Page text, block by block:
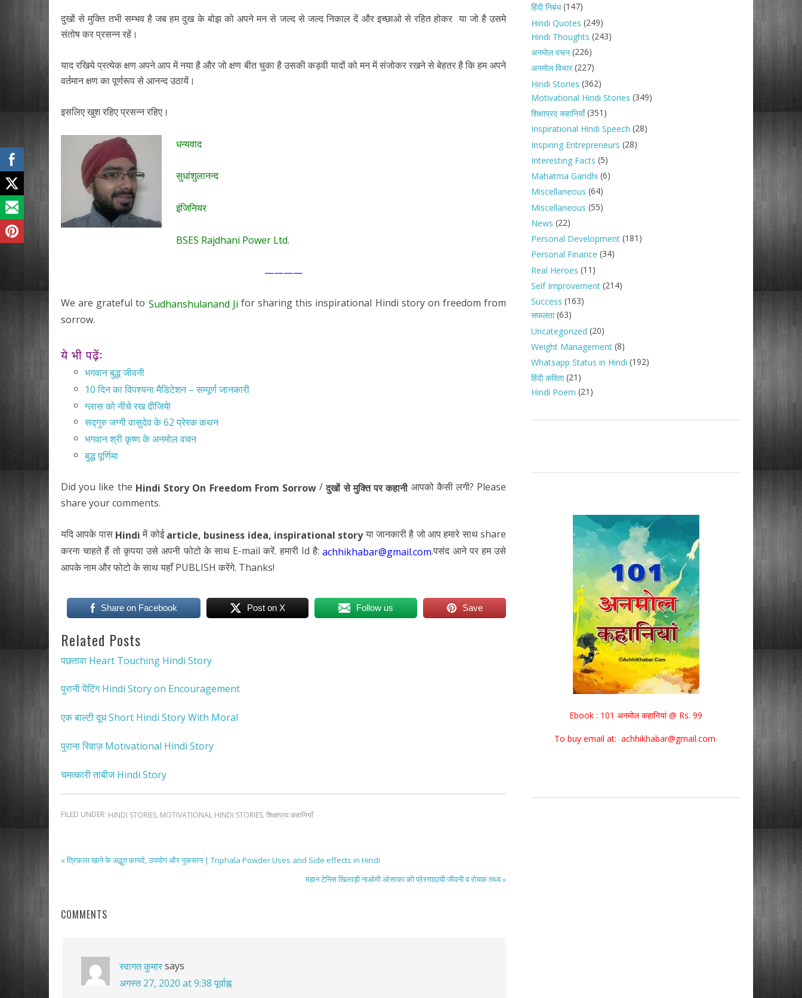
दुखों से मुक्ति तभी सम्भव है जब हम दुख के बोझ को अपने मन से जल्द से जल्द निकाल दें और इच्छाओ से रहित होकर या जो है उसमे
संतोष कर प्रसन्न रहें।
याद रखिये प्रत्येक क्षण अपने आप में नया है और जो क्षण बीत चुका है उसकी कड़वी यादों को मन में संजोकर रखने से बेहतर है कि हम अपने
वर्तमान क्षण का पूर्णरूप से आनन्द उठायें।
इसलिए खुश रहिए प्रसन्न रहिए।
धन्यवाद
सुधांशुलानन्द
इंजिनियर
BSES Rajdhani Power Ltd.
————
We are grateful to Sudhanshulanand Ji for sharing this inspirational Hindi story on freedom from
sorrow.
ये भी पढ़ें:
भगवान बुद्ध जीवनी
10 दिन का विपश्यना मैडिटेशन – सम्पूर्ण जानकारी
ग्लास को नीचे रख दीजिये!
सद्गुरु जग्गी वासुदेव के 62 प्रेरक कथन
भगवान श्री कृष्ण के अनमोल वचन
बुद्ध पूर्णिमा
Did you like the Hindi Story On Freedom From Sorrow /दुखों से मुक्ति पर कहानीआपको कैसी लगी? Please
share your comments.
यदि आपके पास Hindiमें कोईarticle, business idea, inspirational storyया जानकारी है जो आप हमारे साथ share
करना चाहते हैं तो कृपया उसे अपनी फोटो के साथ E-mail करें. हमारी Id है:achhikhabar@gmail.com.पसंद आने पर हम उसे
आपके नाम और फोटो के साथ यहाँ PUBLISH करेंगे. Thanks!
Share on Facebook Post on X Follow us Save
Related Posts
पछतावा Heart Touching Hindi Story
पुरानी पेंटिंग Hindi Story on Encouragement
एक बाल्टी दूध Short Hindi Story With Moral
पुराना रिवाज़ Motivational Hindi Story
चमत्कारी ताबीज Hindi Story
FILED UNDER: HINDI STORIES, MOTIVATIONAL HINDI STORIES, शिक्षाप्रद कहानियाँ
« त्रिफ़ला खाने के अद्भुत फ़ायदे, उपयोग और नुकसान | Triphala Powder Uses and Side effects in Hindi
महान टेनिस खिलाड़ी नाओमी ओसाका की प्रेरणादायी जीवनी व रोचक तथ्य »
COMMENTS
स्वागत कुमारsays
अगस्त 27, 2020 at 9:38 पूर्वाह्न
हिंदी निबंध(147)
Hindi Quotes (249)
Hindi Thoughts (243)
अनमोल वचन(226)
अनमोल विचार(227)
Hindi Stories (362)
Motivational Hindi Stories (349)
शिक्षाप्रद कहानियाँ(351)
Inspirational Hindi Speech (28)
Inspiring Entrepreneurs (28)
Interesting Facts (5)
Mahatma Gandhi (6)
Miscellaneous (64)
Miscellaneous (55)
News (22)
Personal Development(181)
Personal Finance (34)
Real Heroes (11)
Self Improvement(214)
Success (163)
सफलता(63)
Uncategorized (20)
Weight Management(8)
Whatsapp Status in Hindi (192)
हिंदी कविता(21)
Hindi Poem (21)
Ebook : 101 अनमोल कहानियां @ Rs. 99
To buy email at: achhikhabar@gmail.com